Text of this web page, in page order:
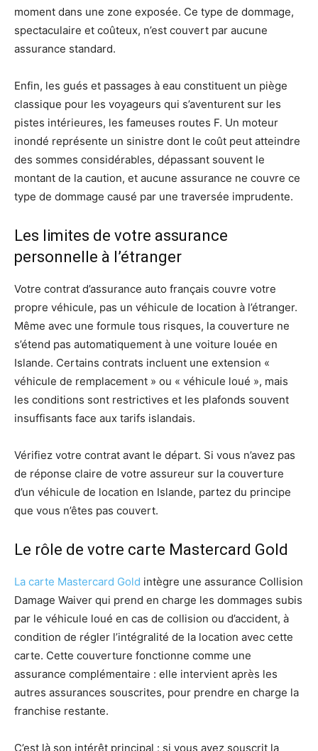
moment dans une zone exposée. Ce type de dommage,
spectaculaire et coûteux, n’est couvert par aucune
assurance standard.
Enfin, les gués et passages à eau constituent un piège
classique pour les voyageurs qui s’aventurent sur les
pistes intérieures, les fameuses routes F. Un moteur
inondé représente un sinistre dont le coût peut atteindre
des sommes considérables, dépassant souvent le
montant de la caution, et aucune assurance ne couvre ce
type de dommage causé par une traversée imprudente.
Les limites de votre assurance
personnelle à l’étranger
Votre contrat d’assurance auto français couvre votre
propre véhicule, pas un véhicule de location à l’étranger.
Même avec une formule tous risques, la couverture ne
s’étend pas automatiquement à une voiture louée en
Islande. Certains contrats incluent une extension «
véhicule de remplacement » ou « véhicule loué », mais
les conditions sont restrictives et les plafonds souvent
insuffisants face aux tarifs islandais.
Vérifiez votre contrat avant le départ. Si vous n’avez pas
de réponse claire de votre assureur sur la couverture
d’un véhicule de location en Islande, partez du principe
que vous n’êtes pas couvert.
Le rôle de votre carte Mastercard Gold
La carte Mastercard Gold intègre une assurance Collision
Damage Waiver qui prend en charge les dommages subis
par le véhicule loué en cas de collision ou d’accident, à
condition de régler l’intégralité de la location avec cette
carte. Cette couverture fonctionne comme une
assurance complémentaire : elle intervient après les
autres assurances souscrites, pour prendre en charge la
franchise restante.
C’est là son intérêt principal : si vous avez souscrit la